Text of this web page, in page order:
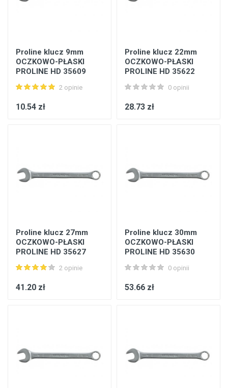
Proline klucz 9mm
OCZKOWO-PŁASKI
PROLINE HD 35609
2 opinie
10.54 zł
Proline klucz 22mm
OCZKOWO-PŁASKI
PROLINE HD 35622
0 opinii
28.73 zł
Proline klucz 27mm
OCZKOWO-PŁASKI
PROLINE HD 35627
2 opinie
41.20 zł
Proline klucz 30mm
OCZKOWO-PŁASKI
PROLINE HD 35630
0 opinii
53.66 zł